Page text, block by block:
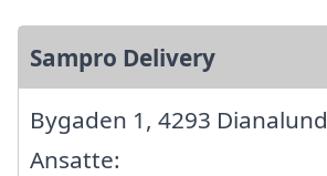
Sampro Delivery
Bygaden 1, 4293 Dianalund
Ansatte: